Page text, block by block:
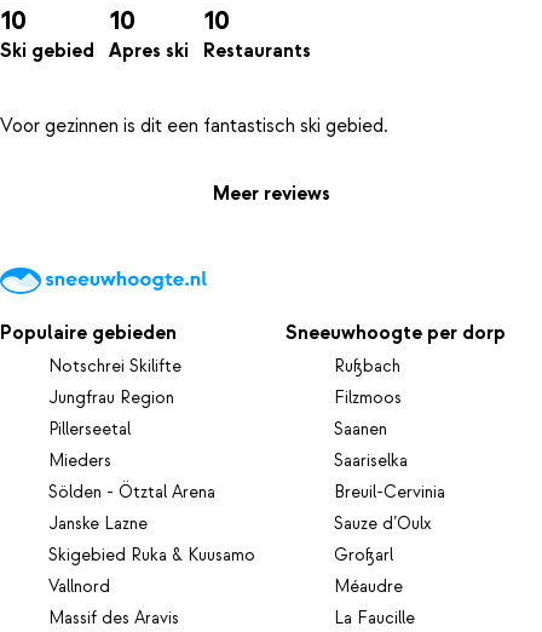
10
Ski gebied
10
Apres ski
10
Restaurants
Meer reviews
Populaire gebieden
Notschrei Skilifte
Jungfrau Region
Pillerseetal
Mieders
Sölden - Ötztal Arena
Janske Lazne
Skigebied Ruka & Kuusamo
Vallnord
Massif des Aravis
Sneeuwhoogte per dorp
Rußbach
Filzmoos
Saanen
Saariselka
Breuil-Cervinia
Sauze d’Oulx
Großarl
Méaudre
La Faucille